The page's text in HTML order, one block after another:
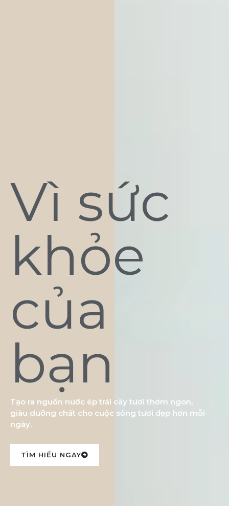
Vì sức
khỏe
của
bạn
Tạo ra nguồn nước ép trái cây tươi thơm ngon,
giàu dưỡng chất cho cuộc sống tươi đẹp hơn mỗi
ngày.
TÌM HIỂU NGAY